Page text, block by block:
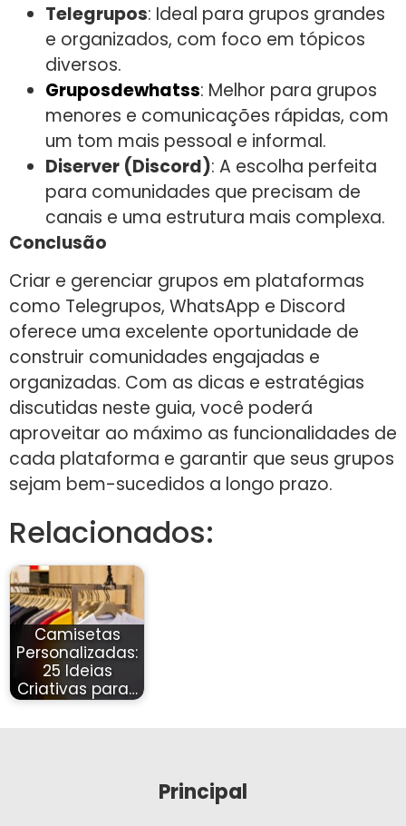
Telegrupos: Ideal para grupos grandes
e organizados, com foco em tópicos
diversos.
Gruposdewhatss: Melhor para grupos
menores e comunicações rápidas, com
um tom mais pessoal e informal.
Diserver (Discord): A escolha perfeita
para comunidades que precisam de
canais e uma estrutura mais complexa.
Conclusão
Criar e gerenciar grupos em plataformas
como Telegrupos, WhatsApp e Discord
oferece uma excelente oportunidade de
construir comunidades engajadas e
organizadas. Com as dicas e estratégias
discutidas neste guia, você poderá
aproveitar ao máximo as funcionalidades de
cada plataforma e garantir que seus grupos
sejam bem-sucedidos a longo prazo.
Relacionados:
Camisetas
Personalizadas:
25 Ideias
Criativas para…
Principal